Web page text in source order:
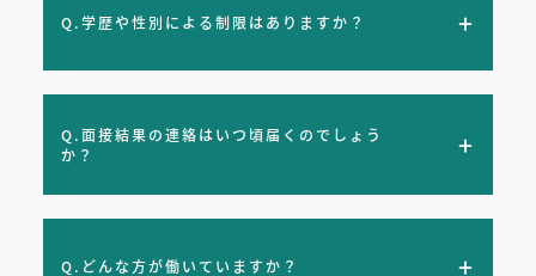
Q.学歴や性別による制限はありますか？
Q.面接結果の連絡はいつ頃届くのでしょう
か？
Q.どんな方が働いていますか？